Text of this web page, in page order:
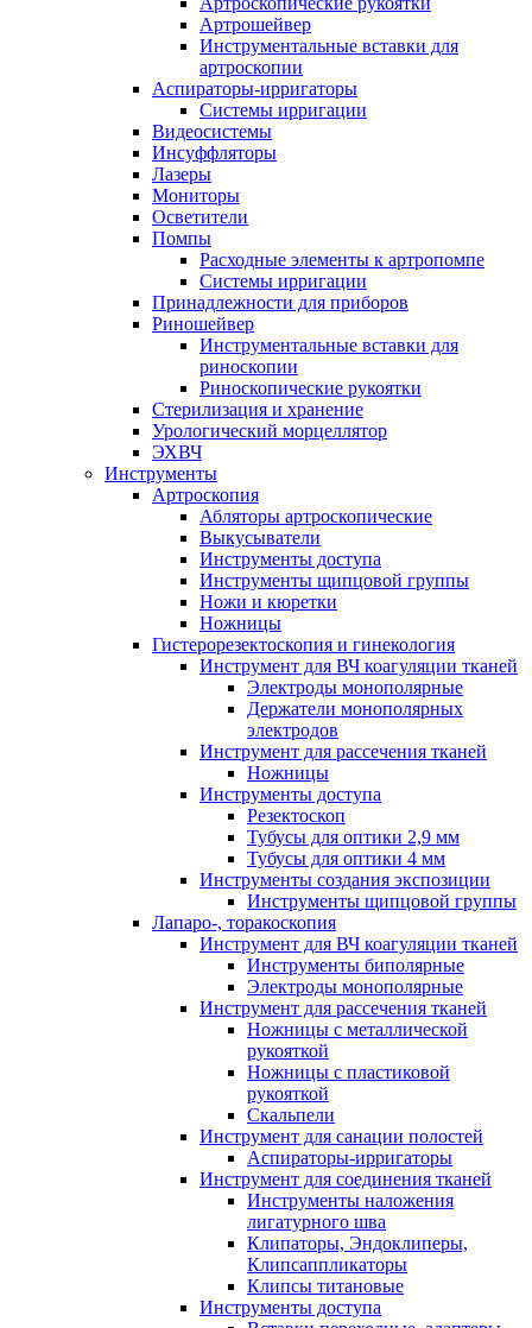
Артрошейвер
Инструментальные вставки для
артроскопии
Аспираторы-ирригаторы
Системы ирригации
Видеосистемы
Инсуффляторы
Лазеры
Мониторы
Осветители
Помпы
Расходные элементы к артропомпе
Системы ирригации
Принадлежности для приборов
Риношейвер
Инструментальные вставки для
риноскопии
Риноскопические рукоятки
Стерилизация и хранение
Урологический морцеллятор
ЭХВЧ
Инструменты
Артроскопия
Абляторы артроскопические
Выкусыватели
Инструменты доступа
Инструменты щипцовой группы
Ножи и кюретки
Ножницы
Гистерорезектоскопия и гинекология
Инструмент для ВЧ коагуляции тканей
Электроды монополярные
Держатели монополярных
электродов
Инструмент для рассечения тканей
Ножницы
Инструменты доступа
Резектоскоп
Тубусы для оптики 2,9 мм
Тубусы для оптики 4 мм
Инструменты создания экспозиции
Инструменты щипцовой группы
Лапаро-, торакоскопия
Инструмент для ВЧ коагуляции тканей
Инструменты биполярные
Электроды монополярные
Инструмент для рассечения тканей
Ножницы с металлической
рукояткой
Ножницы с пластиковой
рукояткой
Скальпели
Инструмент для санации полостей
Аспираторы-ирригаторы
Инструмент для соединения тканей
Инструменты наложения
лигатурного шва
Клипаторы, Эндоклиперы,
Клипсаппликаторы
Клипсы титановые
Инструменты доступа